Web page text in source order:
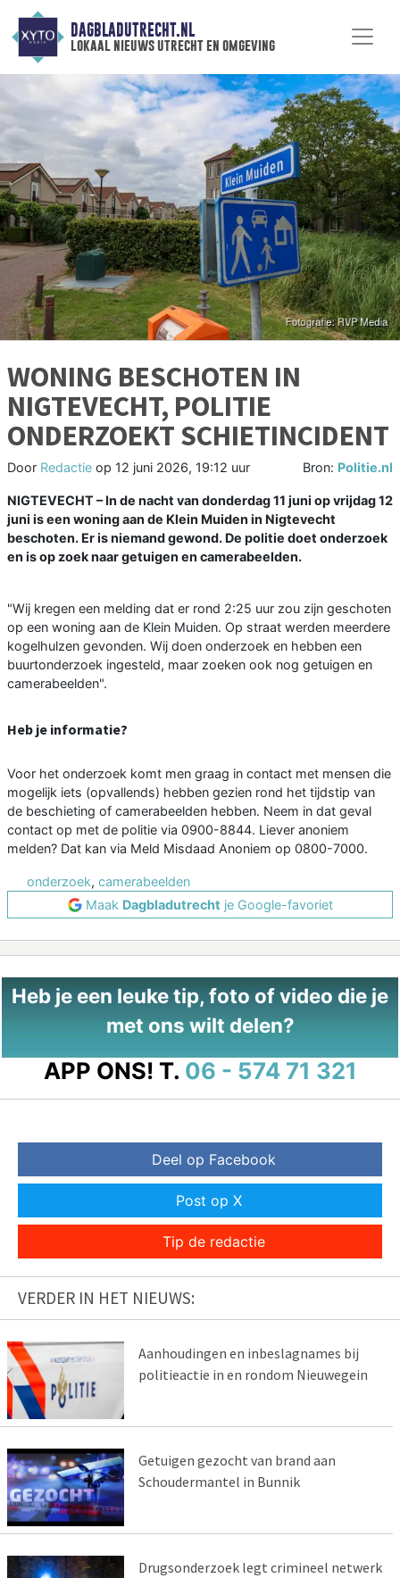
DAGBLADUTRECHT.NL
lokaal nieuws utrecht en omgeving
WONING BESCHOTEN IN
NIGTEVECHT, POLITIE
ONDERZOEKT SCHIETINCIDENT
Door Redactie op 12 juni 2026, 19:12 uur Bron: Politie.nl
NIGTEVECHT – In de nacht van donderdag 11 juni op vrijdag 12
juni is een woning aan de Klein Muiden in Nigtevecht
beschoten. Er is niemand gewond. De politie doet onderzoek
en is op zoek naar getuigen en camerabeelden.
"Wij kregen een melding dat er rond 2:25 uur zou zijn geschoten
op een woning aan de Klein Muiden. Op straat werden meerdere
kogelhulzen gevonden. Wij doen onderzoek en hebben een
buurtonderzoek ingesteld, maar zoeken ook nog getuigen en
camerabeelden".
Heb je informatie?
Voor het onderzoek komt men graag in contact met mensen die
mogelijk iets (opvallends) hebben gezien rond het tijdstip van
de beschieting of camerabeelden hebben. Neem in dat geval
contact op met de politie via 0900-8844. Liever anoniem
melden? Dat kan via Meld Misdaad Anoniem op 0800-7000.
onderzoek, camerabeelden
Maak Dagbladutrecht je Google-favoriet
Heb je een leuke tip, foto of video die je
met ons wilt delen?
APP ONS! T. 06 - 574 71 321
Deel op Facebook
Post op X
Tip de redactie
VERDER IN HET NIEUWS:
Aanhoudingen en inbeslagnames bij
politieactie in en rondom Nieuwegein
Getuigen gezocht van brand aan
Schoudermantel in Bunnik
Drugsonderzoek legt crimineel netwerk